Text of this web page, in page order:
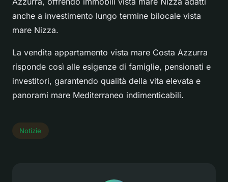
anche a investimento lungo termine bilocale vista
mare Nizza.
La vendita appartamento vista mare Costa Azzurra
risponde così alle esigenze di famiglie, pensionati e
investitori, garantendo qualità della vita elevata e
panorami mare Mediterraneo indimenticabili.
Notizie